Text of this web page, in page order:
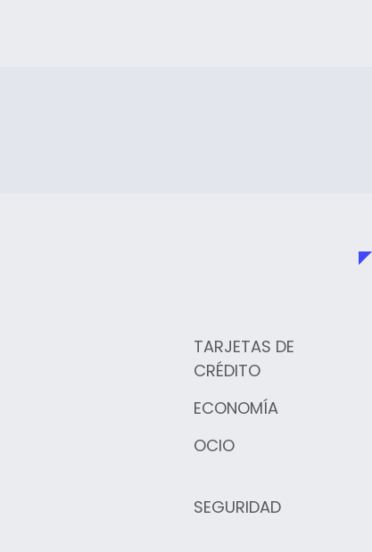
TARJETAS DE
CRÉDITO
ECONOMÍA
OCIO
SEGURIDAD